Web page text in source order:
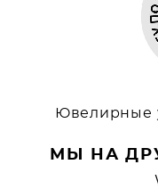
Ювелирные
МЫ НА